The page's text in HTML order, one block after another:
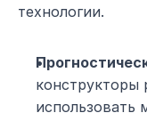
технологии.
конструкторы
использовать